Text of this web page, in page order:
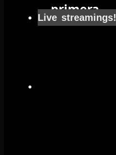
primera
vuelta
Live streamings!